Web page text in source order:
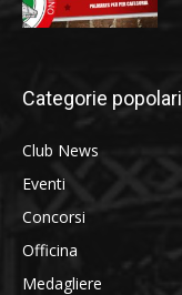
Categorie popolari
Club News
Eventi
Concorsi
Officina
Medagliere